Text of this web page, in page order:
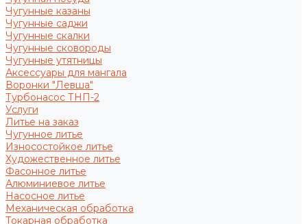
Чугунные казаны
Чугунные саджи
Чугунные скалки
Чугунные сковороды
Чугунные утятницы
Аксессуары для мангала
Воронки "Левша"
Турбонасос ТНП-2
Услуги
Литье на заказ
Чугунное литье
Износостойкое литье
Художественное литье
Фасонное литье
Алюминиевое литье
Насосное литье
Механическая обработка
Токарная обработка